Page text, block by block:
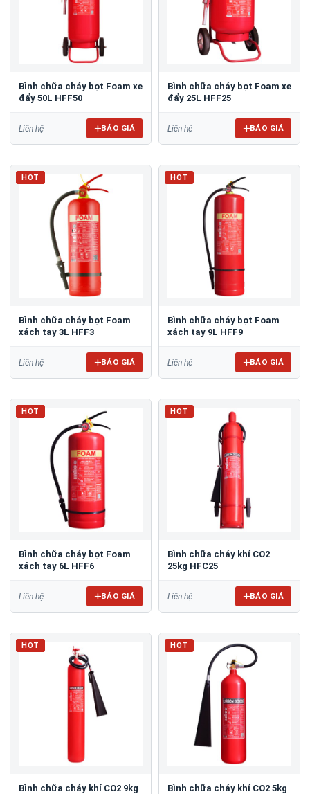
Bình chữa cháy bọt Foam xe
đẩy 50L HFF50
Liên hệ BÁO GIÁ
Bình chữa cháy bọt Foam xe
đẩy 25L HFF25
Liên hệ BÁO GIÁ
HOT
Bình chữa cháy bọt Foam
xách tay 3L HFF3
Liên hệ BÁO GIÁ
HOT
Bình chữa cháy bọt Foam
xách tay 9L HFF9
Liên hệ BÁO GIÁ
HOT
Bình chữa cháy bọt Foam
xách tay 6L HFF6
Liên hệ BÁO GIÁ
HOT
Bình chữa cháy khí CO2
25kg HFC25
Liên hệ BÁO GIÁ
HOT
Bình chữa cháy khí CO2 9kg
HOT
Bình chữa cháy khí CO2 5kg